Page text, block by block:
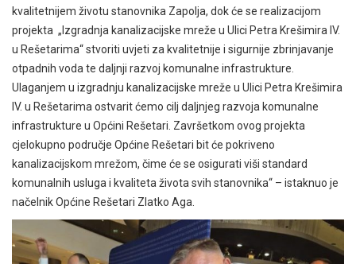
kvalitetnijem životu stanovnika Zapolja, dok će se realizacijom
projekta „Izgradnja kanalizacijske mreže u Ulici Petra Krešimira IV.
u Rešetarima“ stvoriti uvjeti za kvalitetnije i sigurnije zbrinjavanje
otpadnih voda te daljnji razvoj komunalne infrastrukture.
Ulaganjem u izgradnju kanalizacijske mreže u Ulici Petra Krešimira
IV. u Rešetarima ostvarit ćemo cilj daljnjeg razvoja komunalne
infrastrukture u Općini Rešetari. Završetkom ovog projekta
cjelokupno područje Općine Rešetari bit će pokriveno
kanalizacijskom mrežom, čime će se osigurati viši standard
komunalnih usluga i kvaliteta života svih stanovnika“ – istaknuo je
načelnik Općine Rešetari Zlatko Aga.